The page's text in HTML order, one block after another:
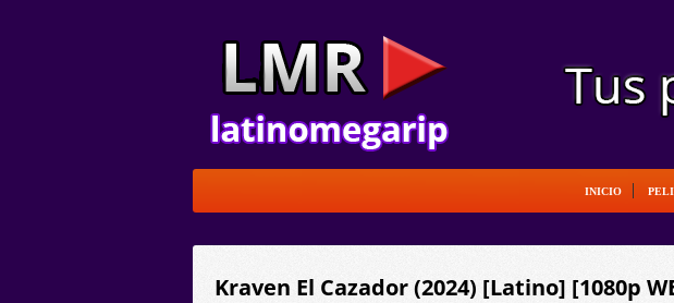
INICIO
Kraven El Cazador (2024) [Latino] [1080p